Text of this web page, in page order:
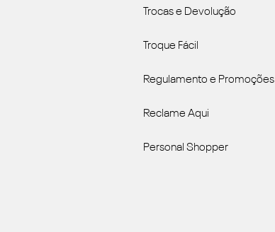
Trocas e Devolução
Troque Fácil
Regulamento e Promoções
Reclame Aqui
Personal Shopper